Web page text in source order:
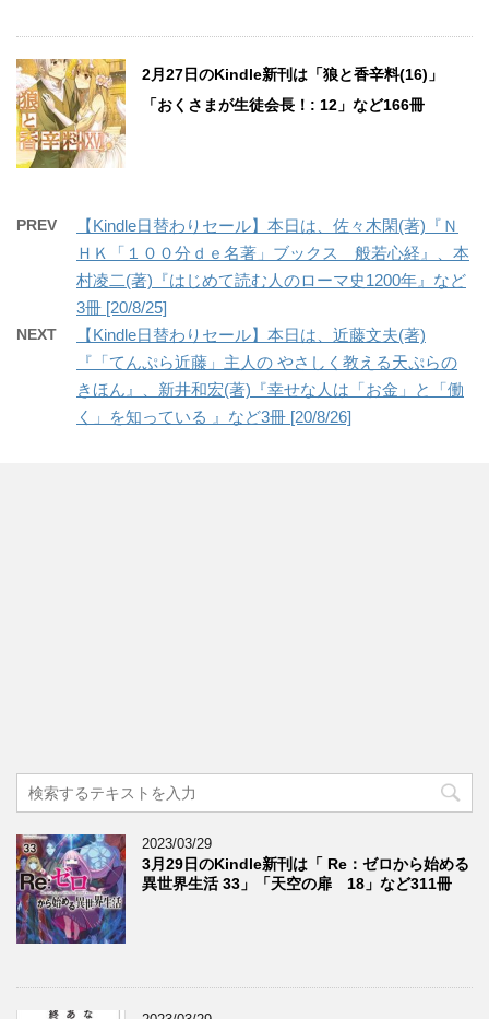
2月27日のKindle新刊は「狼と香辛料(16)」
「おくさまが生徒会長！: 12」など166冊
PREV
【Kindle日替わりセール】本日は、佐々木閑(著)『Ｎ
ＨＫ「１００分ｄｅ名著」ブックス 般若心経』、本
村凌二(著)『はじめて読む人のローマ史1200年』など
3冊 [20/8/25]
NEXT
【Kindle日替わりセール】本日は、近藤文夫(著)
『「てんぷら近藤」主人の やさしく教える天ぷらの
きほん』、新井和宏(著)『幸せな人は「お金」と「働
く」を知っている 』など3冊 [20/8/26]
2023/03/29
3月29日のKindle新刊は「 Re：ゼロから始める
異世界生活 33」「天空の扉 18」など311冊